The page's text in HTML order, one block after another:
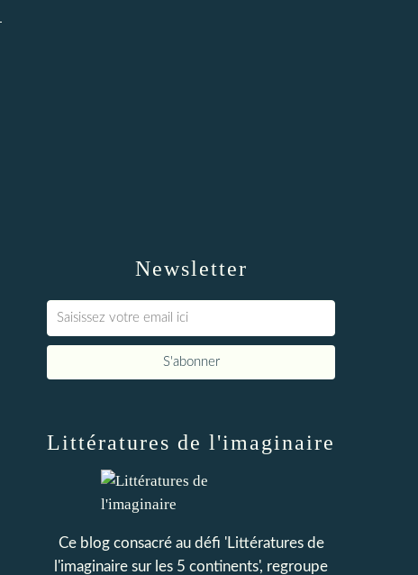
Newsletter
Littératures de l'imaginaire
Ce blog consacré au défi 'Littératures de
l'imaginaire sur les 5 continents', regroupe